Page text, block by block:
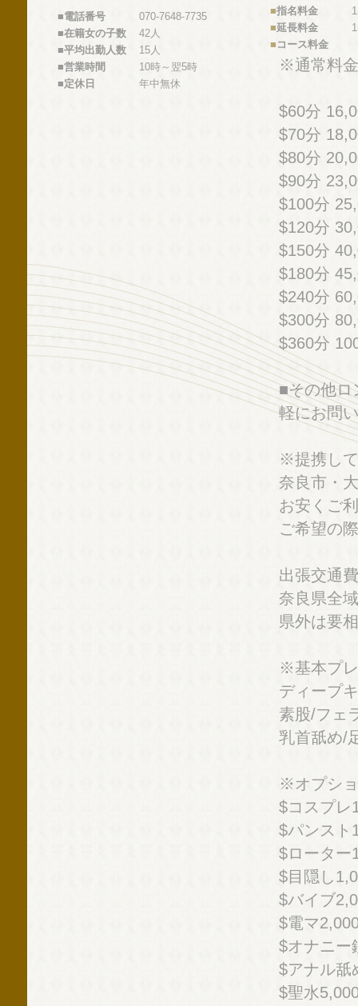
■電話番号
070-7648-7735
■在籍女の子数
42人
■平均出勤人数
15人
■営業時間
10時～翌5時
■定休日 年中無休
■指名料金
■延長料金
■ コース料金
※通常料
$60分
$70分
$80分
$90分
$100分
$120分
$150分
$180分
$240分
$300分
$360分
■その他ロ
軽にお問
※提携し
奈良市・
お安くご
ご希望の
出張交通費
奈良県全
県外は要
※基本プ
ディープ
素股/フェ
乳首舐め/
※オプシ
$コスプレ
$パンスト
$ローター
$目隠し
$バイブ
$電マ
$オナニー
$アナル舐
$聖水